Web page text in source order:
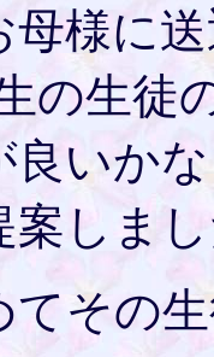
母様に
の生徒
良いか
案しま
てその